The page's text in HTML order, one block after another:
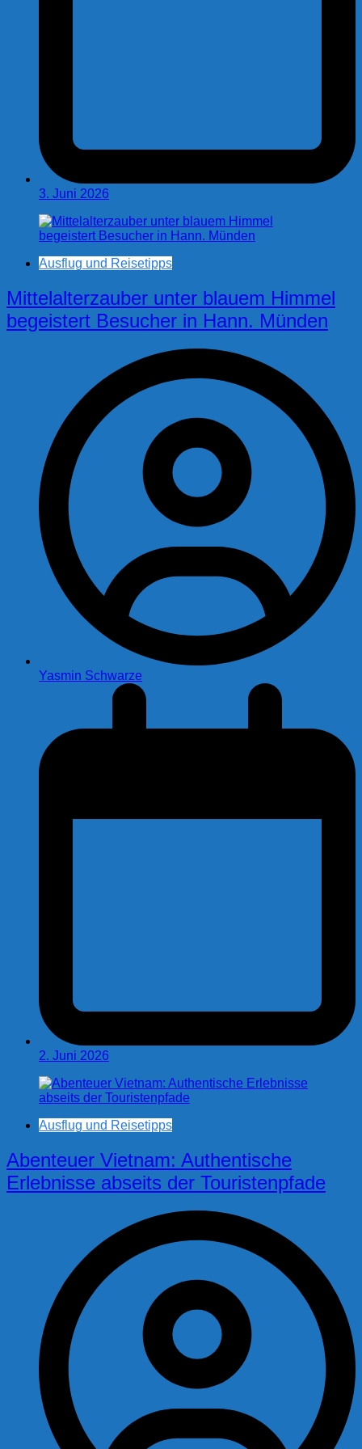
3. Juni 2026
Ausflug und Reisetipps
Mittelalterzauber unter blauem Himmel
begeistert Besucher in Hann. Münden
Yasmin Schwarze
2. Juni 2026
Ausflug und Reisetipps
Abenteuer Vietnam: Authentische
Erlebnisse abseits der Touristenpfade